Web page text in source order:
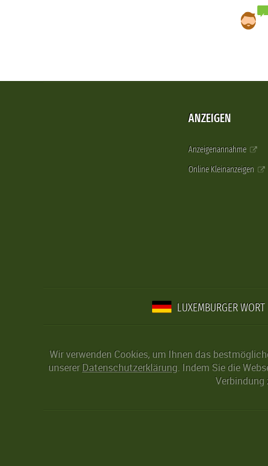
ANZEIGEN
Anzeigenannahme
Online Kleinanzeigen
LUXEMBURGER WORT
Wir verwenden Cookies, um Ihnen das
unserer Datenschutzerklärung. Indem Sie die
Verbindung